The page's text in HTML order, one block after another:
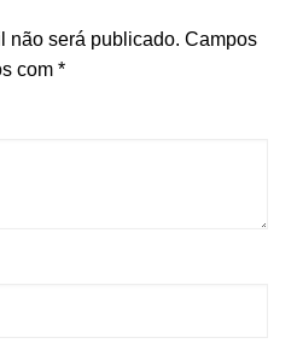
não será publicado. Campos
com *